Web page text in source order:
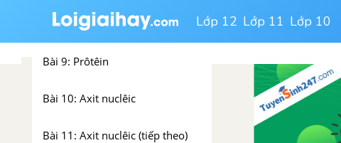
Lớp 12 Lớp 11 Lớp 10
Bài 8: Cacbohidrat (Saccarit) và
lipit
Bài 9: Prôtêin
Bài 10: Axit nuclêic
Bài 11: Axit nuclêic (tiếp theo)